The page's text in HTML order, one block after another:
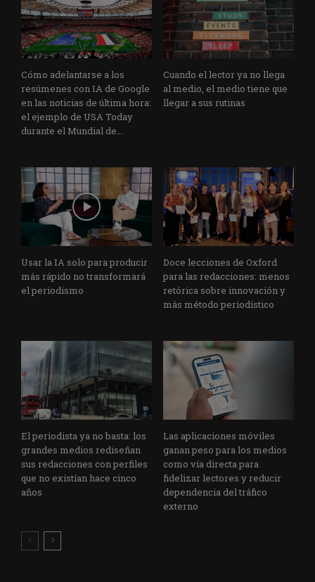
Cómo adelantarse a los
resúmenes con IA de Google
en las noticias de última hora:
el ejemplo de USA Today
durante el Mundial de...
Cuando el lector ya no llega
al medio, el medio tiene que
llegar a sus rutinas
Usar la IA solo para producir
más rápido no transformará
el periodismo
Doce lecciones de Oxford
para las redacciones: menos
retórica sobre innovación y
más método periodístico
El periodista ya no basta: los
grandes medios rediseñan
sus redacciones con perfiles
que no existían hace cinco
años
Las aplicaciones móviles
ganan peso para los medios
como vía directa para
fidelizar lectores y reducir
dependencia del tráfico
externo